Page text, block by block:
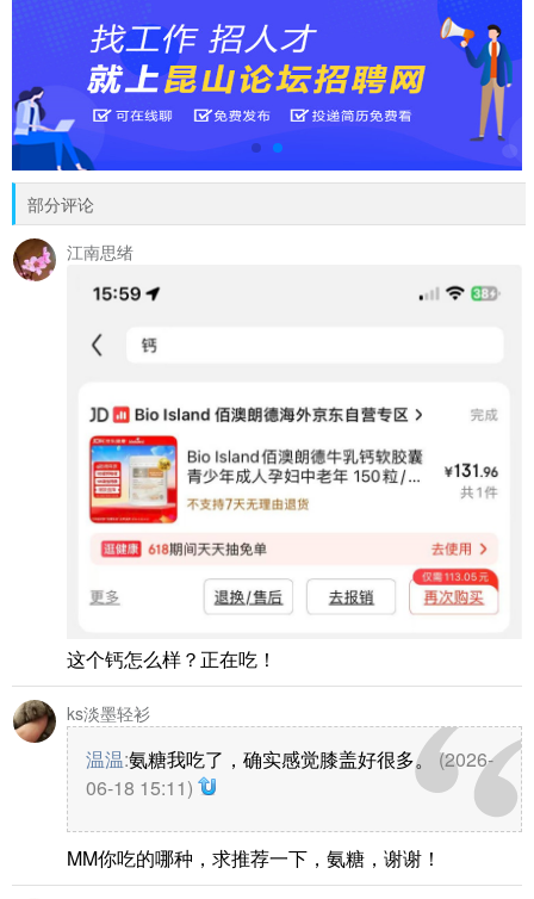
部分评论
江南思绪
这个钙怎么样？正在吃！
ks淡墨轻衫
温温:氨糖我吃了，确实感觉膝盖好很多。
(2026-
06-18 15:11)
MM你吃的哪种，求推荐一下，氨糖，谢谢！